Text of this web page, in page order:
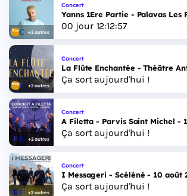
+2 autres
Concert
Yanns 1Ere Partie - Palavas Les
00 jour 12:12:56
+2 autres
Concert
La Flûte Enchantée - Théâtre
Ça sort aujourd'hui !
+2 autres
Concert
A Filetta - Parvis Saint Michel -
Ça sort aujourd'hui !
+2 autres
Concert
I Messageri - Scéléné - 10 août
Ça sort aujourd'hui !